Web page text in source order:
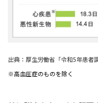
出典：厚生労働省「令和5年患者
※高血圧症のものを除く